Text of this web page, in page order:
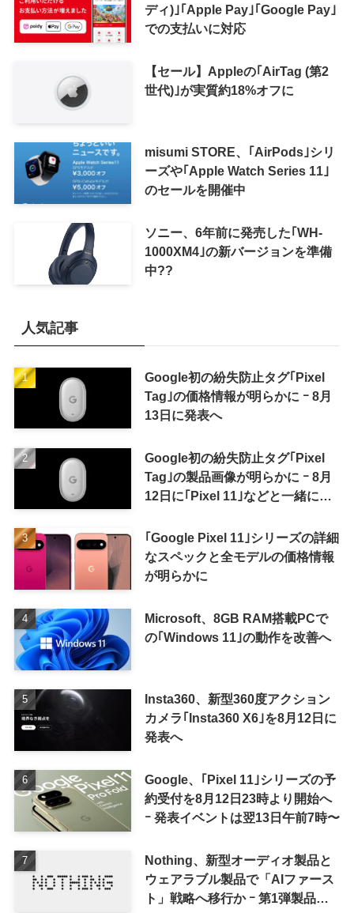
ディ)｣｢Apple Pay｣｢Google Pay｣
での支払いに対応
【セール】Appleの｢AirTag (第2
世代)｣が実質約18%オフに
misumi STORE、｢AirPods｣シリ
ーズや｢Apple Watch Series 11｣
のセールを開催中
ソニー、6年前に発売した｢WH-
1000XM4｣の新バージョンを準備
中??
人気記事
Google初の紛失防止タグ｢Pixel
Tag｣の価格情報が明らかに ｰ 8月
13日に発表へ
Google初の紛失防止タグ｢Pixel
Tag｣の製品画像が明らかに ｰ 8月
12日に｢Pixel 11｣などと一緒に発
｢Google Pixel 11｣シリーズの詳細
なスペックと全モデルの価格情報
が明らかに
Microsoft、8GB RAM搭載PCで
の｢Windows 11｣の動作を改善へ
Insta360、新型360度アクション
カメラ｢Insta360 X6｣を8月12日に
発表へ
Google、｢Pixel 11｣シリーズの予
約受付を8月12日23時より開始へ
ｰ 発表イベントは翌13日午前7時〜
Nothing、新型オーディオ製品と
ウェアラブル製品で「AIファース
ト」戦略へ移行か ｰ 第1弾製品は